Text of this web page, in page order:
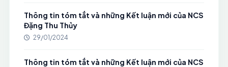
Thông tin tóm tắt và những Kết luận mới của NCS
Đặng Thu Thủy
29/01/2024
Thông tin tóm tắt và những Kết luận mới của NCS